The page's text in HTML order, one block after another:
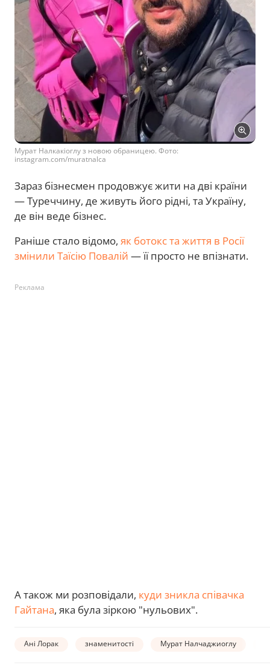
Мурат Налкакіоглу з новою обраницею. Фото:
instagram.com/muratnalca
Зараз бізнесмен продовжує жити на дві країни
— Туреччину, де живуть його рідні, та Україну,
де він веде бізнес.
Раніше стало відомо, як ботокс та життя в Росії
змінили Таїсію Повалій — її просто не впізнати.
Реклама
А також ми розповідали, куди зникла співачка
Гайтана, яка була зіркою "нульових".
Ані Лорак знаменитості Мурат Налчаджиоглу